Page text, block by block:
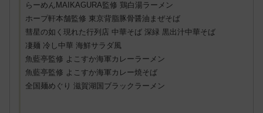
らーめんMAIKAGURA監修 鶏白湯ラーメン
ホープ軒本舗監修 東京背脂豚骨醤油まぜそば
彗星の如く現れた行列店 中華そば 深緑 黒出汁中華そば
凄麺 冷し中華 海鮮サラダ風
魚藍亭監修 よこすか海軍カレーラーメン
魚藍亭監修 よこすか海軍カレー焼そば
全国麺めぐり 滋賀湖国ブラックラーメン